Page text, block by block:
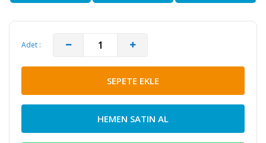
Adet :
SEPETE EKLE
HEMEN SATIN AL